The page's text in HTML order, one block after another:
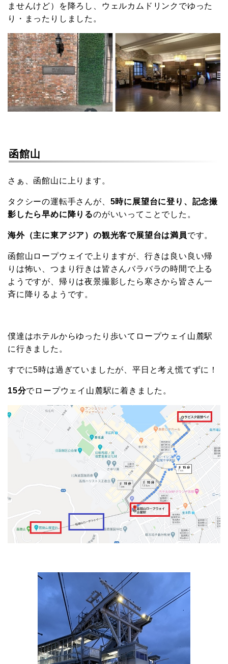
ませんけど）を降ろし、ウェルカムドリンクでゆった
り・まったりしました。
函館山
さぁ、函館山に上ります。
タクシーの運転手さんが、 5時に展望台に登り、記念撮
影したら早めに降りるのがいいってことでした。
海外（主に東アジア）の観光客で展望台は満員です。
函館山ロープウェイで上りますが、行きは良い良い帰
りは怖い、つまり行きは皆さんバラバラの時間で上る
ようですが、帰りは夜景撮影したら寒さから皆さん一
斉に降りるようです。
僕達はホテルからゆったり歩いてロープウェイ山麓駅
に行きました。
すでに5時は過ぎていましたが、平日と考え慌てずに！
15分でロープウェイ山麓駅に着きました。